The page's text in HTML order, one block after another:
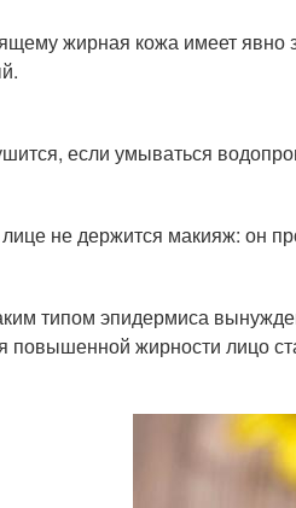
жирная кожа имеет явно
если умываться
не держится макияж: он
типом эпидермиса
повышенной жирности лицо